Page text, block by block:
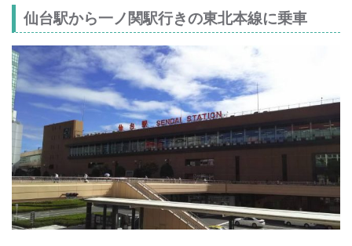
仙台駅から一ノ関駅行きの東北本線に乗車